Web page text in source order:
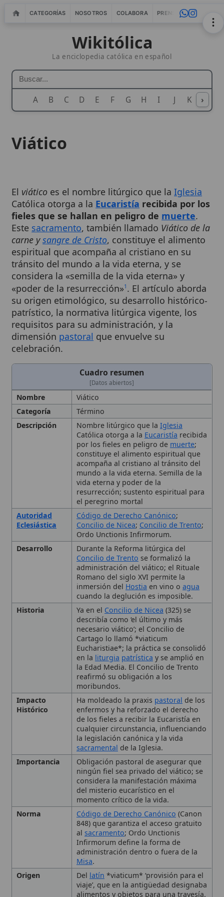
CATEGORÍAS NOSOTROS COLABORA PRENSA WEBMASTERS
Wikitólica
La enciclopedia católica en español
A B C D E F G H I J K L M
›
fieles que se hallan en peligro demuerte.
Estesacramento, también llamadoViático de la
carne ysangre de Cristo, constituye el alimento
espiritual que acompaña al cristiano en su
tránsito del mundo a la vida eterna, y se
considera la «semilla de la vida eterna» y
«poder de la resurrección» . El artículo aborda
su origen etimológico, su desarrollo histórico-
patrístico, la normativa litúrgica vigente, los
requisitos para su administración, y la
dimensión pastoralque envuelve su
celebración.
Cuadro resumen
Término
Nombre litúrgico que la
Católica otorga a la
por los fieles en peligro demuerte;
constituye el alimento espiritual que
acompaña al cristiano al tránsito del
mundo a la vida eterna. Semilla de la
vida eterna y poder de la
resurrección; sustento espiritual para
el peregrino mortal
Código de Derecho Canónico
Concilio de Nicea;Concilio de Trento
Ordo Unctionis Infirmorum.
Durante la Reforma litúrgica del
Concilio de Trentose formalizó la
administración del viático; el Rituale
Romano del siglo XVI permite la
inmersión delHostiaen vino oagua
cuando la deglución es imposible.
Ya en elConcilio de Nicea
(325) se
describía como ‘el último y más
necesario viático’; el Concilio de
Cartago lo llamó *viaticum
Eucharistiae*; la práctica se consolidó
en laliturgia patrísticay se amplió en
la Edad Media. El Concilio de Trento
reafirmó su obligación a los
moribundos.
Ha moldeado la praxispastoralde los
enfermos y ha reforzado el derecho
de los fieles a recibir la Eucaristía en
cualquier circunstancia, influenciando
la legislación canónica y la vida
sacramental de la Iglesia.
Importancia
Obligación pastoral de asegurar que
ningún fiel sea privado del viático; se
considera la manifestación máxima
del misterio eucarístico en el
momento crítico de la vida.
Código de Derecho Canónico (Canon
848) que garantiza el acceso gratuito
alsacramento; Ordo Unctionis
Infirmorum define la forma de
administración dentro o fuera de la
Misa.
Dellatín*viaticum* ‘provisión para el
viaje’, que en la antigüedad designaba
alimentos y objetos para una travesía.
Sacramento
Puede administrarse dentro de la
Misa, permitiendo al enfermo recibir
pan y sangre, o fuera de ella
siguiendo normas de reverencia y
seguridad.
🙏 Bienvenido a Wikitólica
Esta enciclopedia es un recurso privado de referencia sin
imprimatur
. No sustituye al Catecismo, a la Sagrada
Escritura ni a los documentos oficiales de la Iglesia y está
destinada únicamente a la estudio personal. El borrador de